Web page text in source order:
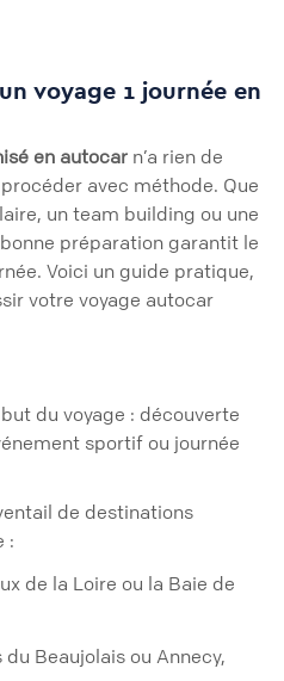
voyage 1 journée en
en autocar n’a rien de
avec méthode. Que
un team building ou une
préparation garantit le
Voici un guide pratique,
votre voyage autocar
du voyage : découverte
sportif ou journée
de destinations
:
de la Loire ou la Baie de
du Beaujolais ou Annecy,